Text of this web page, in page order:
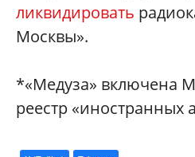
ликвидировать
Москвы».
*«Медуза» включена
реестр «иностранных